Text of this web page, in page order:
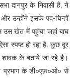
दानपुर के निवासी है, ने
उन्होंने इसके पद-चिन्हों
उस खेत में पहुंचा जहां बाघ
स्पष्ट हो रहा है, कुछ दूर
शावक के बताये जा रहे है।
प्रभाग के डी०एफ़०ओ० से